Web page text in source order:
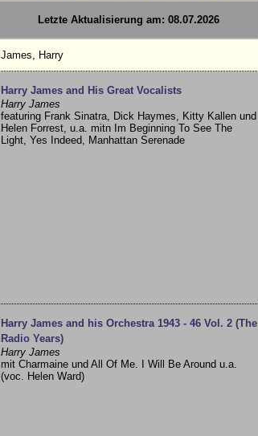
Letzte Aktualisierung am: 08.07.2026
James, Harry
Harry James and His Great Vocalists
Harry James
featuring Frank Sinatra, Dick Haymes, Kitty Kallen und
Helen Forrest, u.a. mitn Im Beginning To See The
Light, Yes Indeed, Manhattan Serenade
Harry James and his Orchestra 1943 - 46 Vol. 2 (The
Radio Years)
Harry James
mit Charmaine und All Of Me. I Will Be Around u.a.
(voc. Helen Ward)